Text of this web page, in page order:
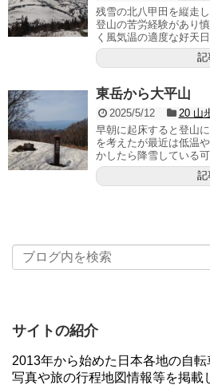
残雪の北八甲田を縦走
登山の苦労経験があり
く風気温の適度な好天
記
東岳から大平山
2025/5/12
20 山
早朝に起床すると登山
を考えたが最近は低温
かしたら降雪している
記
サイトの紹介
2013年から始めた日本各地の自
写真や旅の行程地図情報等を掲載